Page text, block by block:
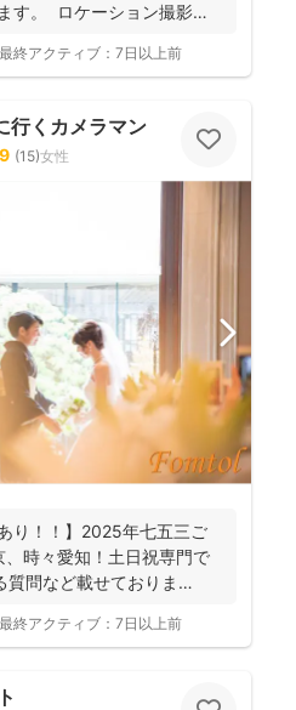
す。 ロケーション撮影も
最終アクティブ： 7日以上前
行くカメラマン
(15)女性
り！！】2025年七五三ご
時々愛知！土日祝専門で
問など載せておりま
最終アクティブ： 7日以上前